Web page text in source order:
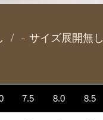
/ - サイズ展開無し
7.5 8.0 8.5